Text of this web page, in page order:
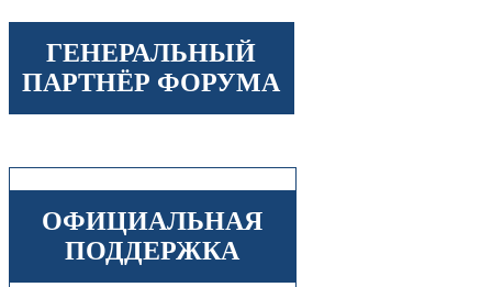
ГЕНЕРАЛЬНЫЙ
ПАРТНЁР ФОРУМА
ОФИЦИАЛЬНАЯ
ПОДДЕРЖКА